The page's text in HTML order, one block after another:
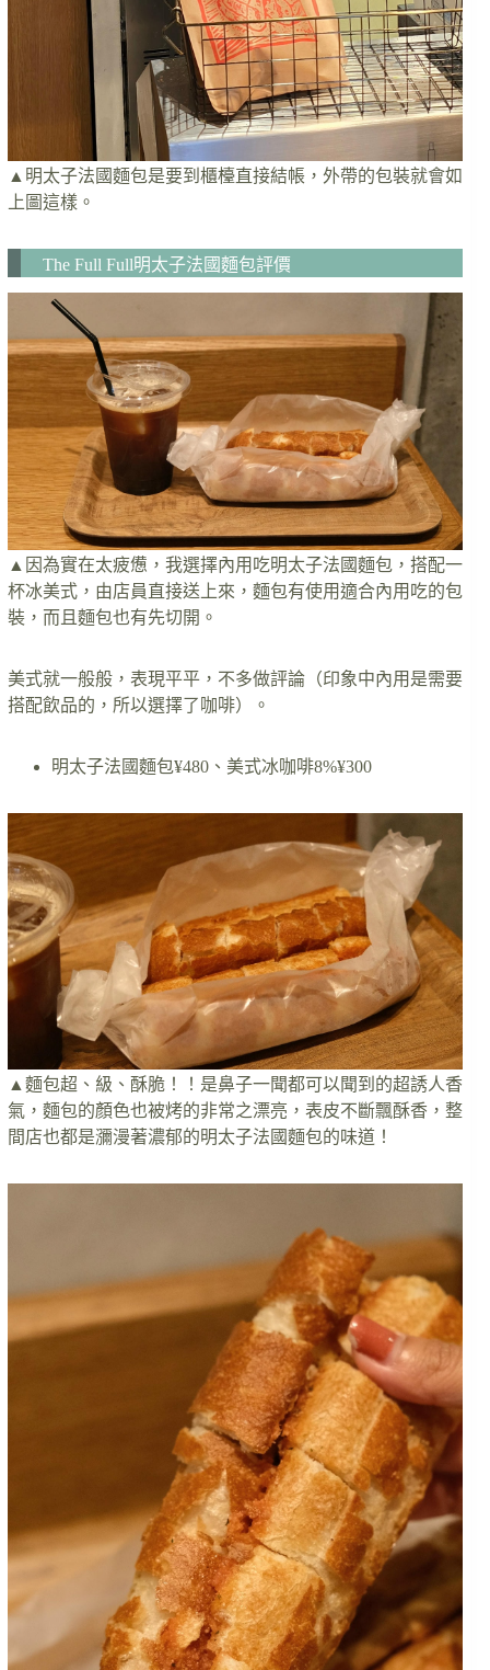
▲明太子法國麵包是要到櫃檯直接結帳，外帶的包裝就會如
上圖這樣。
The Full Full明太子法國麵包評價
▲因為實在太疲憊，我選擇內用吃明太子法國麵包，搭配一
杯冰美式，由店員直接送上來，麵包有使用適合內用吃的包
裝，而且麵包也有先切開。
美式就一般般，表現平平，不多做評論（印象中內用是需要
搭配飲品的，所以選擇了咖啡）。
明太子法國麵包¥480、美式冰咖啡8%¥300
▲麵包超、級、酥脆！！是鼻子一聞都可以聞到的超誘人香
氣，麵包的顏色也被烤的非常之漂亮，表皮不斷飄酥香，整
間店也都是瀰漫著濃郁的明太子法國麵包的味道！